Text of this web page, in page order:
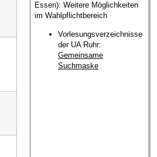
Essen): Weitere Möglichkeiten
im Wahlpflichtbereich
Vorlesungsverzeichnisse
der UA Ruhr:
Gemeinsame
Suchmaske